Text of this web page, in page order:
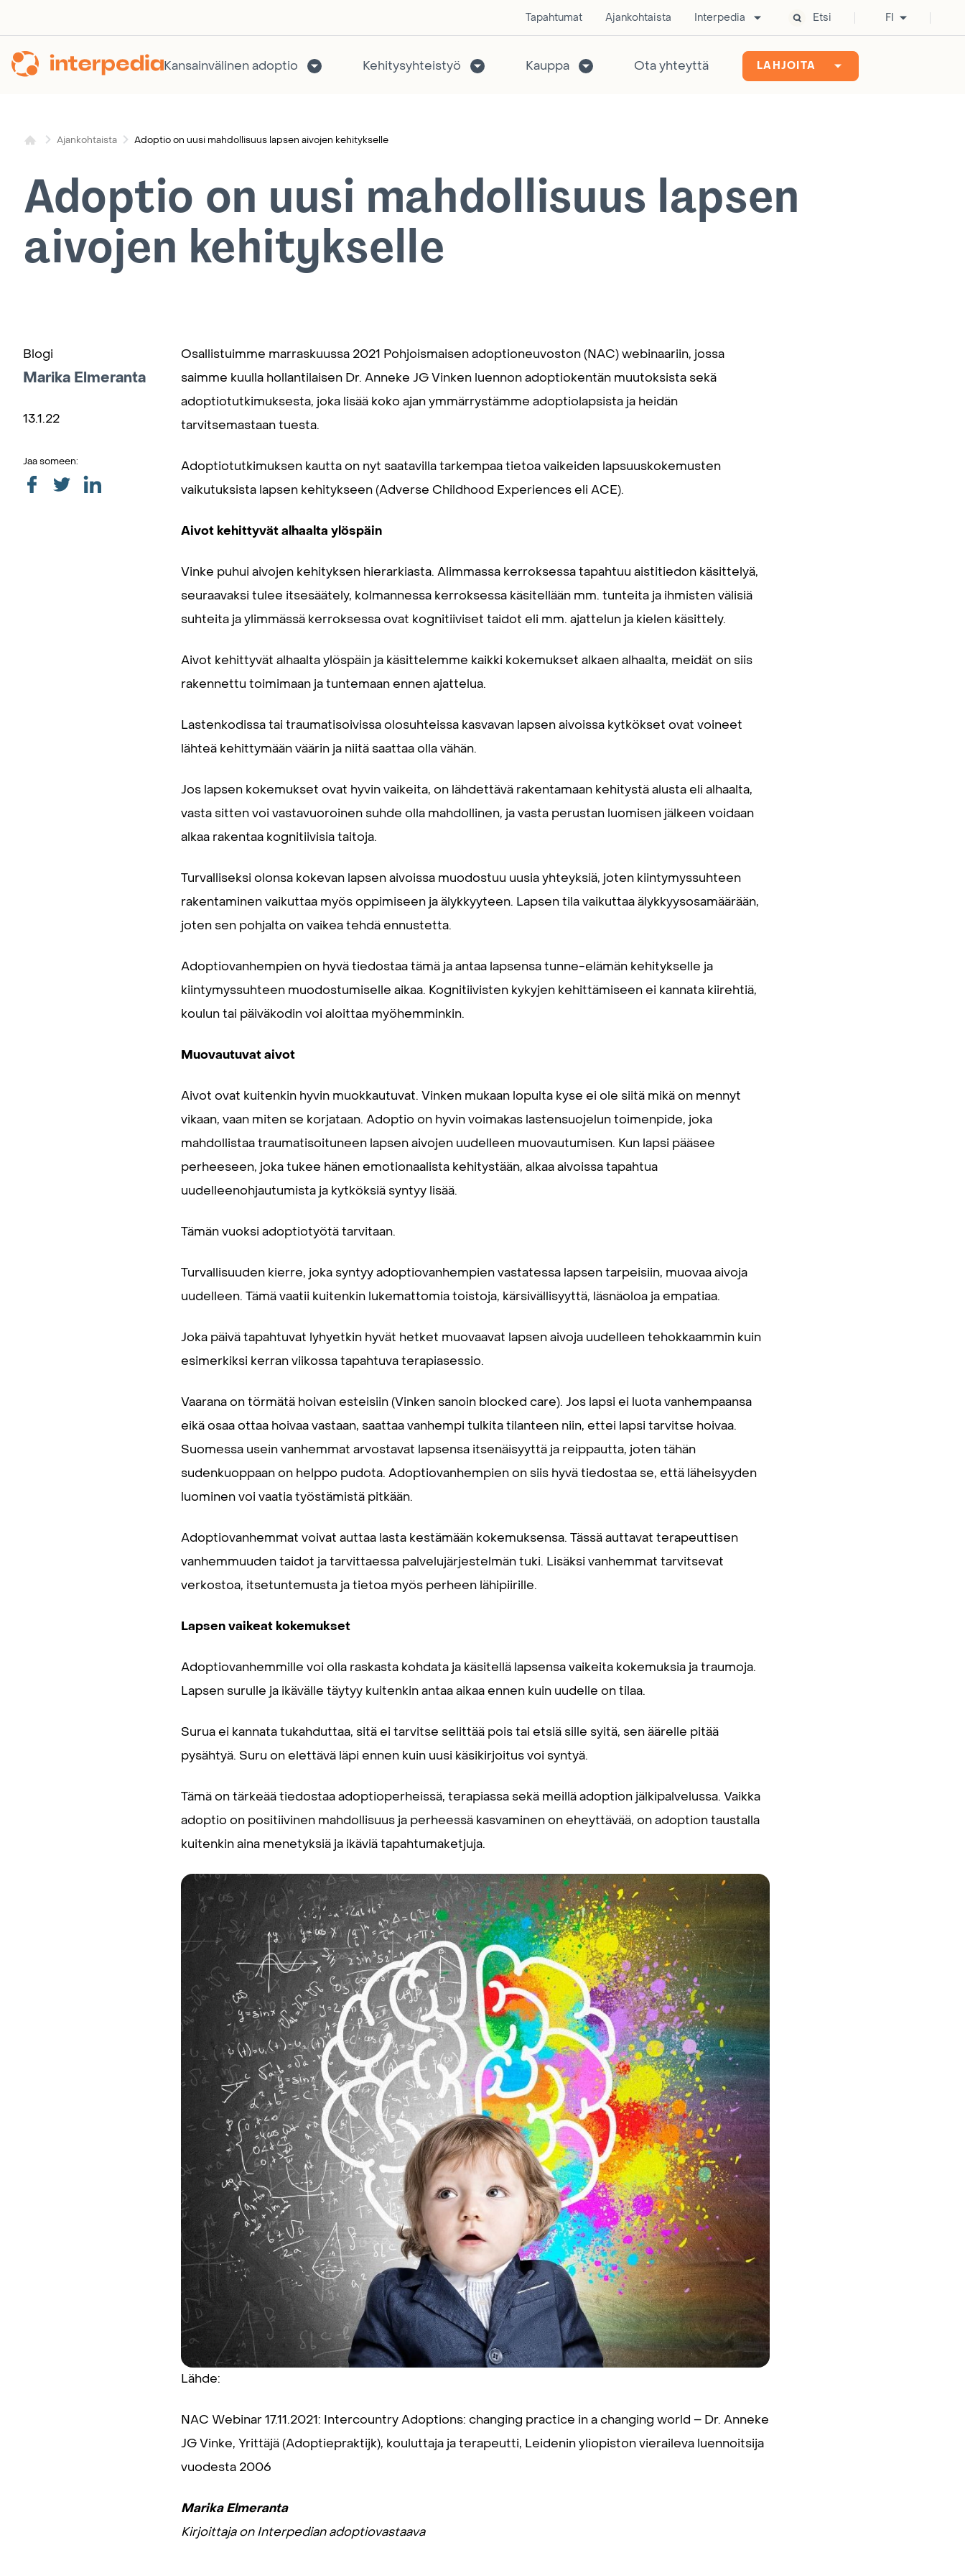
Tapahtumat Ajankohtaista Interpedia Etsi FI
Kansainvälinen adoptio Kehitysyhteistyö Kauppa Ota yhteyttä LAHJOITA
Ajankohtaista Adoptio on uusi mahdollisuus lapsen aivojen kehitykselle
Adoptio on uusi mahdollisuus lapsen
aivojen kehitykselle
Blogi
Marika Elmeranta
13.1.22
Jaa someen:
Osallistuimme marraskuussa 2021 Pohjoismaisen adoptioneuvoston (NAC) webinaariin, jossa
saimme kuulla hollantilaisen Dr. Anneke JG Vinken luennon adoptiokentän muutoksista sekä
adoptiotutkimuksesta, joka lisää koko ajan ymmärrystämme adoptiolapsista ja heidän
tarvitsemastaan tuesta.
Adoptiotutkimuksen kautta on nyt saatavilla tarkempaa tietoa vaikeiden lapsuuskokemusten
vaikutuksista lapsen kehitykseen (Adverse Childhood Experiences eli ACE).
Aivot kehittyvät alhaalta ylöspäin
Vinke puhui aivojen kehityksen hierarkiasta. Alimmassa kerroksessa tapahtuu aistitiedon käsittelyä,
seuraavaksi tulee itsesäätely, kolmannessa kerroksessa käsitellään mm. tunteita ja ihmisten välisiä
suhteita ja ylimmässä kerroksessa ovat kognitiiviset taidot eli mm. ajattelun ja kielen käsittely.
Aivot kehittyvät alhaalta ylöspäin ja käsittelemme kaikki kokemukset alkaen alhaalta, meidät on siis
rakennettu toimimaan ja tuntemaan ennen ajattelua.
Lastenkodissa tai traumatisoivissa olosuhteissa kasvavan lapsen aivoissa kytkökset ovat voineet
lähteä kehittymään väärin ja niitä saattaa olla vähän.
Jos lapsen kokemukset ovat hyvin vaikeita, on lähdettävä rakentamaan kehitystä alusta eli alhaalta,
vasta sitten voi vastavuoroinen suhde olla mahdollinen, ja vasta perustan luomisen jälkeen voidaan
alkaa rakentaa kognitiivisia taitoja.
Turvalliseksi olonsa kokevan lapsen aivoissa muodostuu uusia yhteyksiä, joten kiintymyssuhteen
rakentaminen vaikuttaa myös oppimiseen ja älykkyyteen. Lapsen tila vaikuttaa älykkyysosamäärään,
joten sen pohjalta on vaikea tehdä ennustetta.
Adoptiovanhempien on hyvä tiedostaa tämä ja antaa lapsensa tunne-elämän kehitykselle ja
kiintymyssuhteen muodostumiselle aikaa. Kognitiivisten kykyjen kehittämiseen ei kannata kiirehtiä,
koulun tai päiväkodin voi aloittaa myöhemminkin.
Muovautuvat aivot
Aivot ovat kuitenkin hyvin muokkautuvat. Vinken mukaan lopulta kyse ei ole siitä mikä on mennyt
vikaan, vaan miten se korjataan. Adoptio on hyvin voimakas lastensuojelun toimenpide, joka
mahdollistaa traumatisoituneen lapsen aivojen uudelleen muovautumisen. Kun lapsi pääsee
perheeseen, joka tukee hänen emotionaalista kehitystään, alkaa aivoissa tapahtua
uudelleenohjautumista ja kytköksiä syntyy lisää.
Tämän vuoksi adoptiotyötä tarvitaan.
Turvallisuuden kierre, joka syntyy adoptiovanhempien vastatessa lapsen tarpeisiin, muovaa aivoja
uudelleen. Tämä vaatii kuitenkin lukemattomia toistoja, kärsivällisyyttä, läsnäoloa ja empatiaa.
Joka päivä tapahtuvat lyhyetkin hyvät hetket muovaavat lapsen aivoja uudelleen tehokkaammin kuin
esimerkiksi kerran viikossa tapahtuva terapiasessio.
Vaarana on törmätä hoivan esteisiin (Vinken sanoin blocked care). Jos lapsi ei luota vanhempaansa
eikä osaa ottaa hoivaa vastaan, saattaa vanhempi tulkita tilanteen niin, ettei lapsi tarvitse hoivaa.
Suomessa usein vanhemmat arvostavat lapsensa itsenäisyyttä ja reippautta, joten tähän
sudenkuoppaan on helppo pudota. Adoptiovanhempien on siis hyvä tiedostaa se, että läheisyyden
luominen voi vaatia työstämistä pitkään.
Adoptiovanhemmat voivat auttaa lasta kestämään kokemuksensa. Tässä auttavat terapeuttisen
vanhemmuuden taidot ja tarvittaessa palvelujärjestelmän tuki. Lisäksi vanhemmat tarvitsevat
verkostoa, itsetuntemusta ja tietoa myös perheen lähipiirille.
Lapsen vaikeat kokemukset
Adoptiovanhemmille voi olla raskasta kohdata ja käsitellä lapsensa vaikeita kokemuksia ja traumoja.
Lapsen surulle ja ikävälle täytyy kuitenkin antaa aikaa ennen kuin uudelle on tilaa.
Surua ei kannata tukahduttaa, sitä ei tarvitse selittää pois tai etsiä sille syitä, sen äärelle pitää
pysähtyä. Suru on elettävä läpi ennen kuin uusi käsikirjoitus voi syntyä.
Tämä on tärkeää tiedostaa adoptioperheissä, terapiassa sekä meillä adoption jälkipalvelussa. Vaikka
adoptio on positiivinen mahdollisuus ja perheessä kasvaminen on eheyttävää, on adoption taustalla
kuitenkin aina menetyksiä ja ikäviä tapahtumaketjuja.
Lähde:
NAC Webinar 17.11.2021: Intercountry Adoptions: changing practice in a changing world – Dr. Anneke
JG Vinke, Yrittäjä (Adoptiepraktijk), kouluttaja ja terapeutti, Leidenin yliopiston vieraileva luennoitsija
vuodesta 2006
Marika Elmeranta
Kirjoittaja on Interpedian adoptiovastaava